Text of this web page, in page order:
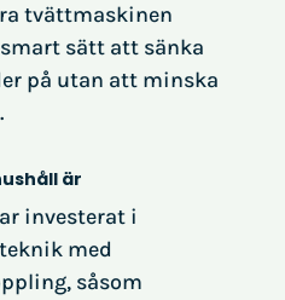
tvättmaskinen
sätt att sänka
på utan att minska
är
investerat i
med
såsom